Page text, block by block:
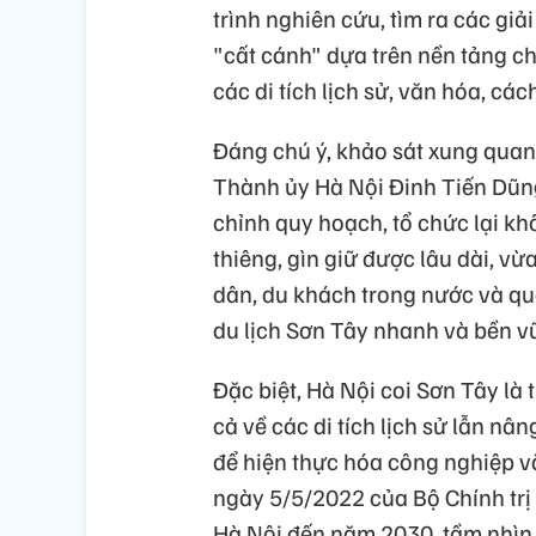
trình nghiên cứu, tìm ra các
"cất cánh" dựa trên nền tảng
các di tích lịch sử, văn hóa,
Đáng chú ý, khảo sát xung
Thành ủy Hà Nội Đinh Tiến
chỉnh quy hoạch, tổ chức lại
thiêng, gìn giữ được lâu dài,
dân, du khách trong nước và
du lịch Sơn Tây nhanh và bền
Đặc biệt, Hà Nội coi Sơn Tây
cả về các di tích lịch sử lẫn
để hiện thực hóa công nghiệp
ngày 5/5/2022 của Bộ Chính